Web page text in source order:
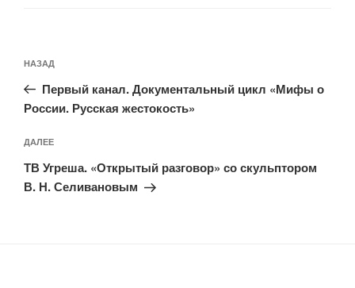
по
записям
Предыдущая
запись:
НАЗАД
Первый канал. Документальный цикл «Мифы о
России. Русская жестокость»
Следующая
запись
ДАЛЕЕ
ТВ Угреша. «Открытый разговор» со скульптором
В. Н. Селивановым